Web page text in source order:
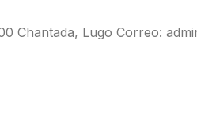
Chantada, Lugo Correo: